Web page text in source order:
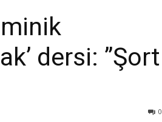
dersi: ”Şort
0